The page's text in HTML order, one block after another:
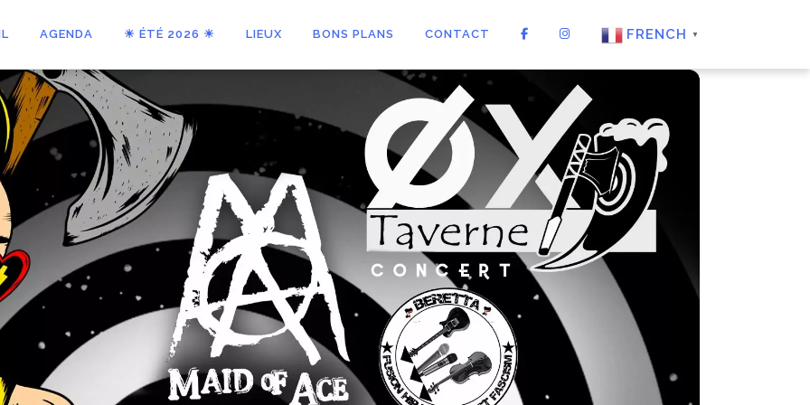
AGENDA ☀ ÉTÉ 2026 ☀ LIEUX BONS PLANS CONTACT FRENCH ▼